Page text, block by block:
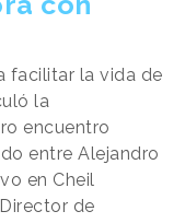
facilitar la vida de
la
encuentro
entre Alejandro
en Cheil
de